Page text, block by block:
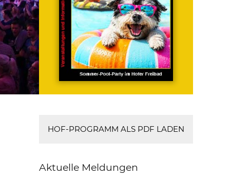
HOF-PROGRAMM ALS PDF LADEN
Aktuelle Meldungen